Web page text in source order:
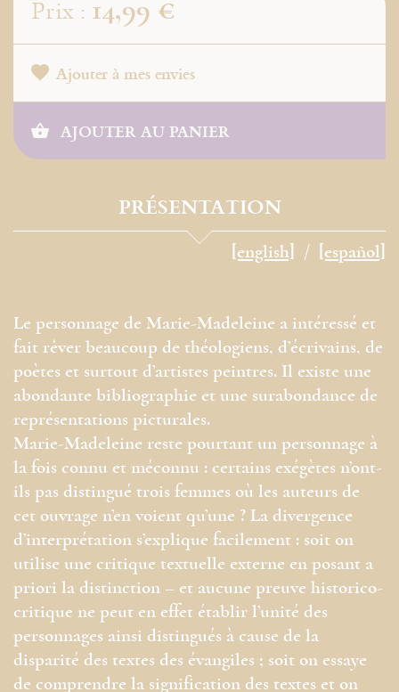
Prix : 14,99 €
Ajouter à mes envies
AJOUTER AU PANIER
PRÉSENTATION
[english] [español]
Le personnage de Marie-Madeleine a intéressé et
fait rêver beaucoup de théologiens, d’écrivains, de
poètes et surtout d’artistes peintres. Il existe une
abondante bibliographie et une surabondance de
représentations picturales.
Marie-Madeleine reste pourtant un personnage à
la fois connu et méconnu : certains exégètes n’ont-
ils pas distingué trois femmes où les auteurs de
cet ouvrage n’en voient qu’une ? La divergence
d’interprétation s’explique facilement : soit on
utilise une critique textuelle externe en posant a
priori la distinction – et aucune preuve historico-
critique ne peut en effet établir l’unité des
personnages ainsi distingués à cause de la
disparité des textes des évangiles ; soit on essaye
de comprendre la signification des textes et on